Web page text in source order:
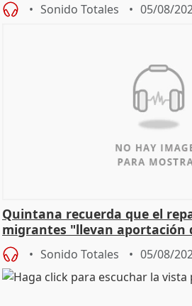
Sonido Totales 05/08/
Quintana recuerda que el
migrantes "llevan aportación
central
Sonido Totales 05/08/